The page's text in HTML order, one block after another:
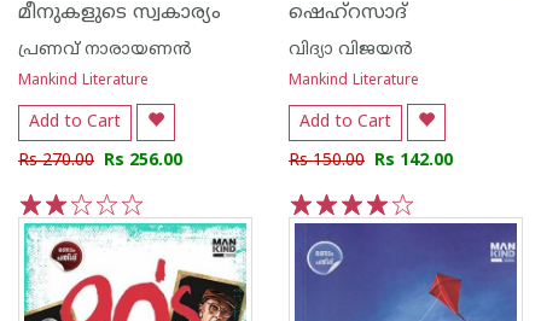
മീനുകളുടെ സ്വകാര്യം
പ്രണവ് നാരായണന്‍
Mankind Literature
Add to Cart
Rs 270.00 Rs 256.00
5
4
3
2
1
ഷെഹ്റസാദ്
വിദ്യാ വിജയൻ
Mankind Literature
Add to Cart
Rs 150.00 Rs 142.00
5
4
3
2
1